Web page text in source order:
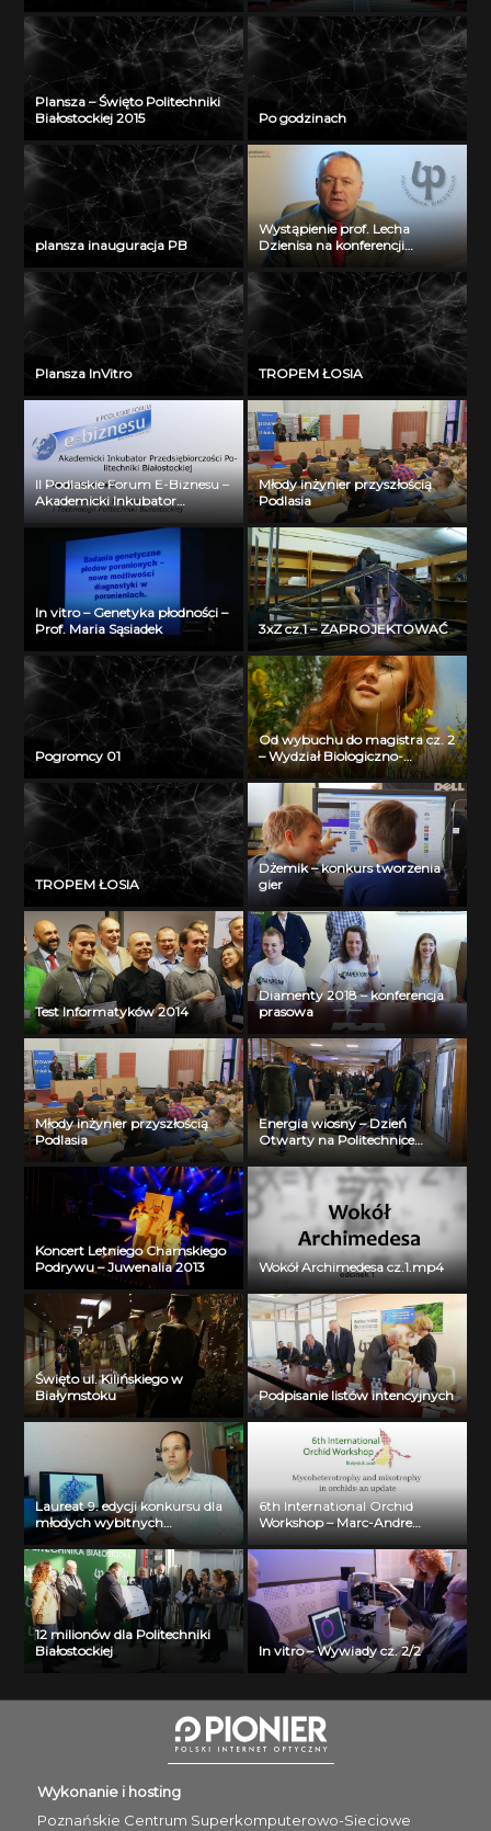
Plansza – Święto Politechniki
Białostockiej 2015
Po godzinach
plansza inauguracja PB
Wystąpienie prof. Lecha
Dzienisa na konferencji
„Integration, partnership and
innovations in civil engineering
and education”
Plansza InVitro TROPEM ŁOSIA
II Podlaskie Forum E-Biznesu –
Akademicki Inkubator
Przedsiębiorczości Politechniki
Białostockiej – Jerzy Muszyński
Młody inżynier przyszłością
Podlasia
In vitro – Genetyka płodności –
Prof. Maria Sąsiadek
3xZ cz.1 – ZAPROJEKTOWAĆ
Pogromcy 01
Od wybuchu do magistra cz. 2
– Wydział Biologiczno-
Chemiczny Uniwersytetu w
Białymstoku
TROPEM ŁOSIA
Dżemik – konkurs tworzenia
gier
Test Informatyków 2014
Diamenty 2018 – konferencja
prasowa
Młody inżynier przyszłością
Podlasia
Energia wiosny – Dzień
Otwarty na Politechnice
Białostockiej
Koncert Letniego Chamskiego
Podrywu – Juwenalia 2013
Wokół Archimedesa cz.1.mp4
Święto ul. Kilińskiego w
Białymstoku
Podpisanie listów intencyjnych
Laureat 9. edycji konkursu dla
młodych wybitnych
naukowców- dr inż. Krzysztof
Jurczuk
6th International Orchid
Workshop – Marc-Andre
Selosse
12 milionów dla Politechniki
Białostockiej
In vitro – Wywiady cz. 2/2
Wykonanie i hosting
Poznańskie Centrum Superkomputerowo-Sieciowe